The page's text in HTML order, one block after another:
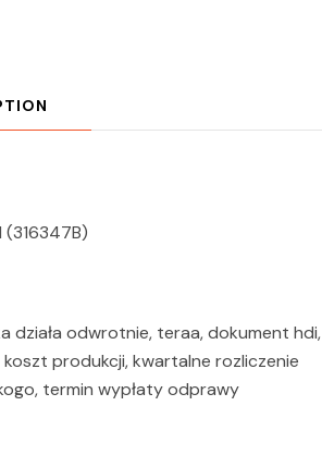
(316347B)
działa odwrotnie, teraa, dokument hdi,
produkcji, kwartalne rozliczenie
termin wypłaty odprawy